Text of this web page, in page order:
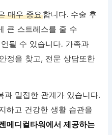
매우 중요합니다. 수술 후
큰 스트레스를 줄 수
될 수 있습니다. 가족과
정을 찾고, 전문 상담또한
과 밀접한 관계가 있습니다.
하고 건강한 생활 습관을
메디컬타워에서 제공하는